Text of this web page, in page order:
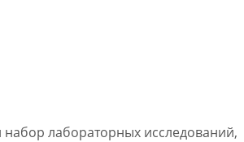
набор лабораторных исследований,